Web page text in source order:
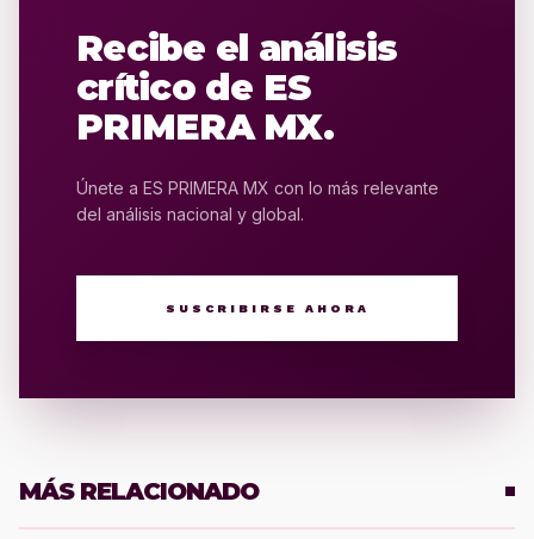
Recibe el análisis
crítico de ES
PRIMERA MX.
Únete a ES PRIMERA MX con lo más relevante
del análisis nacional y global.
SUSCRIBIRSE AHORA
MÁS RELACIONADO